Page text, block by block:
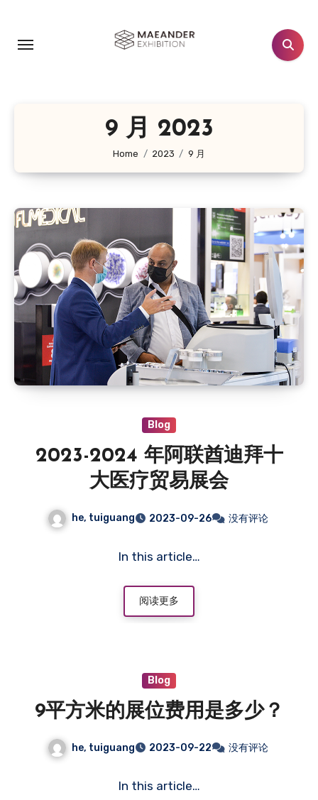
9 月 2023
Home 2023 9 月
Blog
2023-2024 年阿联酋迪拜十
大医疗贸易展会
he, tuiguang 2023-09-26 没有评论
In this article…
阅读更多
Blog
9平方米的展位费用是多少？
he, tuiguang 2023-09-22 没有评论
In this article…